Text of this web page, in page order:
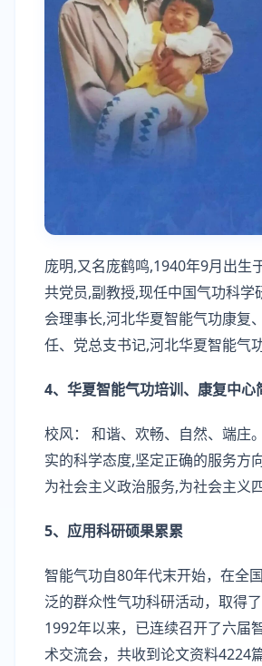
庞明,又名庞鹤鸣,1940年9月出生
共党员,副教授,现任中国气功科学
会理事长,河北华夏智能气功康复
任、党总支书记,河北华夏智能气
4、华夏智能气功培训、康复中心
校风： 和谐、欢畅、自然、端庄
实的科学态度,坚定正确的服务方
为社会主义政治服务,为社会主义
5、应用科研硕果累累
智能气功自80年代末开始，在全
泛的群众性气功科研活动，取得了
1992年以来，已连续召开了六届
术交流会，共收到论文资料4224